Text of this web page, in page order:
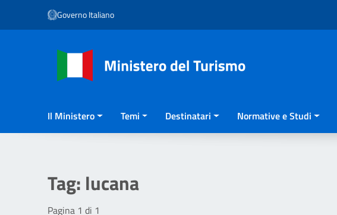
Vai ai contenuti
Vai al menu di navigazione
Governo Italiano
Il Ministero Temi Destinatari Normative e Studi
Tag: lucana
Pagina 1 di 1